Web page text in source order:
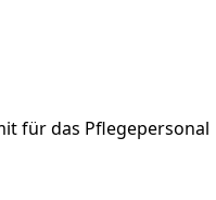
für das Pflegepersonal